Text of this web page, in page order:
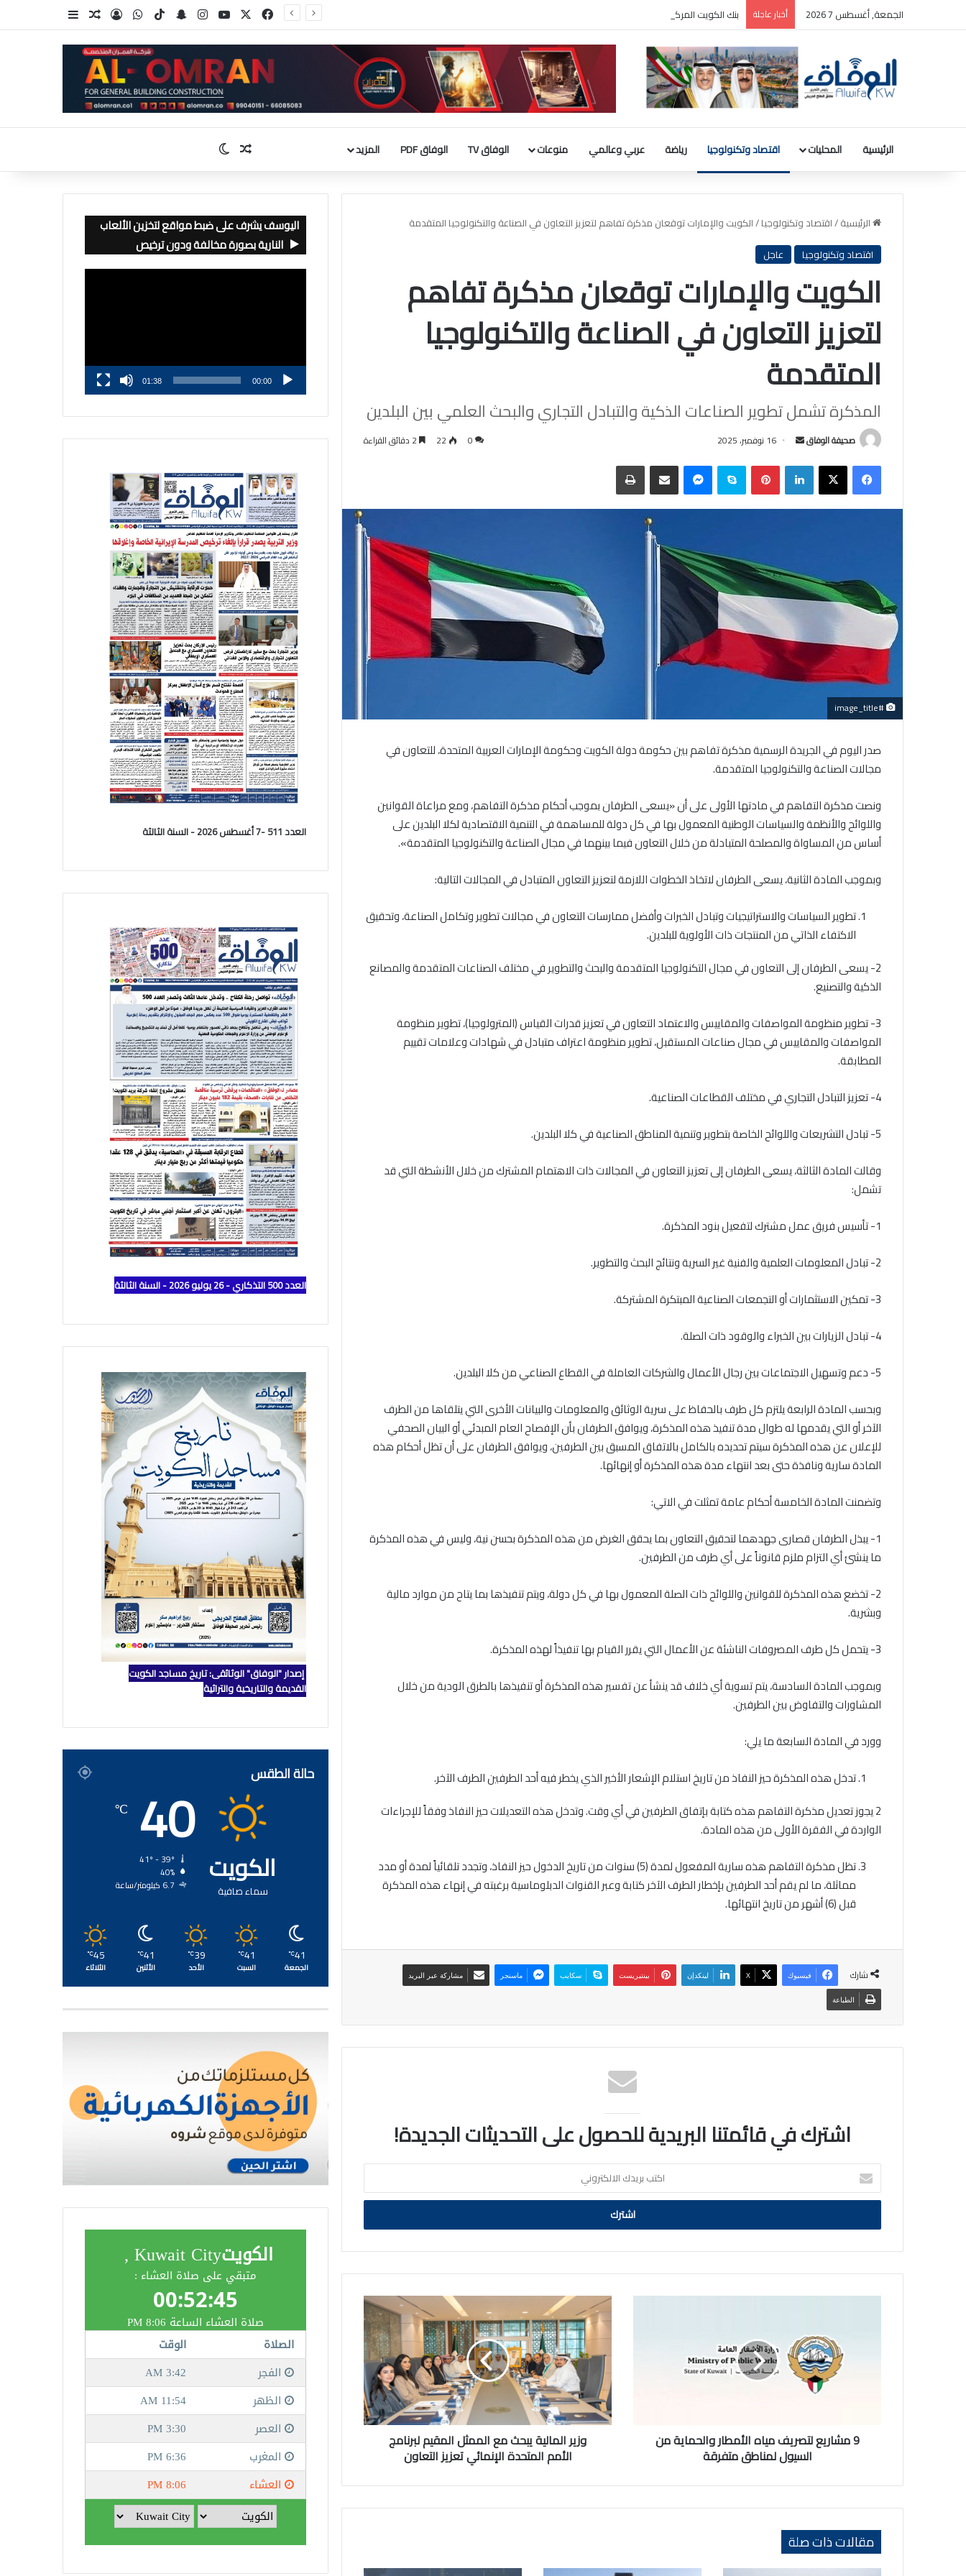
الجمعة, أغسطس 7 2026 أخبار عاجلة بنك الكويت المركزي: رصيد الذهب 31.8 مليون دينار والودائع بالعملة الأجنبية 9 مليارات دينار فيسبوك ‫YouTubeانستقرامسناب تشات
‫TikTokواتسابتسجيل الدخول
مقال عشوائي
إضافة عمود
الرئيسية المحليات اقتصاد وتكنولوجيا رياضة عربي وعالمي منوعات الوفاق TV الوفاق PDF المزيد مقال عشوائي
الوضع المظلم
الرئيسية/اقتصاد وتكنولوجيا/الكويت والإمارات توقعان مذكرة تفاهم لتعزيز التعاون في الصناعة والتكنولوجيا المتقدمة
اقتصاد وتكنولوجيا
عاجل
الكويت والإمارات توقعان مذكرة تفاهم
لتعزيز التعاون في الصناعة والتكنولوجيا
المتقدمة
المذكرة تشمل تطوير الصناعات الذكية والتبادل التجاري والبحث العلمي بين البلدين
صحيفة الوفاق
أرسل
إلكترونيا
16 نوفمبر، 2025 0
22
فيسبوك‫X لينكدإن بينتيريستسكايب ماسنجر مشاركة عبر البريد الطباعة
#image_title
صدر اليوم في الجريدة الرسمية مذكرة تفاهم بين حكومة دولة الكويت وحكومة الإمارات العربية المتحدة، للتعاون في
مجالات الصناعة والتكنولوجيا المتقدمة.
ونصت مذكرة التفاهم في مادتها الأولى على أن «يسعى الطرفان بموجب أحكام مذكرة التفاهم، ومع مراعاة القوانين
واللوائح والأنظمة والسياسات الوطنية المعمول بها في كل دولة للمساهمة في التنمية الاقتصادية لكلا البلدين على
أساس من المساواة والمصلحة المتبادلة من خلال التعاون فيما بينهما في مجال الصناعة والتكنولوجيا المتقدمة».
وبموجب المادة الثانية، يسعى الطرفان لاتخاذ الخطوات اللازمة لتعزيز التعاون المتبادل في المجالات التالية:
تطوير السياسات والاستراتيجيات وتبادل الخبرات وأفضل ممارسات التعاون في مجالات تطوير وتكامل الصناعة، وتحقيق
الاكتفاء الذاتي من المنتجات ذات الأولوية للبلدين.
2- يسعى الطرفان إلى التعاون في مجال التكنولوجيا المتقدمة والبحث والتطوير في مختلف الصناعات المتقدمة والمصانع
الذكية والتصنيع.
3- تطوير منظومة المواصفات والمقاييس والاعتماد التعاون في تعزيز قدرات القياس (المترولوجيا)، تطوير منظومة
المواصفات والمقاييس في مجال صناعات المستقبل، تطوير منظومة اعتراف متبادل في شهادات وعلامات تقييم
المطابقة.
4- تعزيز التبادل التجاري في مختلف القطاعات الصناعية.
5- تبادل التشريعات واللوائح الخاصة بتطوير وتنمية المناطق الصناعية في كلا البلدين.
وقالت المادة الثالثة، يسعى الطرفان إلى تعزيز التعاون في المجالات ذات الاهتمام المشترك من خلال الأنشطة التي قد
تشمل:
1- تأسيس فريق عمل مشترك لتفعيل بنود المذكرة.
2- تبادل المعلومات العلمية والفنية غير السرية ونتائج البحث والتطوير.
3- تمكين الاستثمارات أو التجمعات الصناعية المبتكرة المشتركة.
4- تبادل الزيارات بين الخبراء والوقود ذات الصلة.
5- دعم وتسهيل الاجتماعات بين رجال الأعمال والشركات العاملة في القطاع الصناعي من كلا البلدين.
وبحسب المادة الرابعة يلتزم كل طرف بالحفاظ على سرية الوثائق والمعلومات والبيانات الأخرى التي يتلقاها من الطرف
الآخر أو التي يقدمها له طوال مدة تنفيذ هذه المذكرة، ويوافق الطرفان بأن الإفصاح العام المبدئي أو البيان الصحفي
للإعلان عن هذه المذكرة سيتم تحديده بالكامل بالاتفاق المسبق بين الطرفين، ويوافق الطرفان على أن تظل أحكام هذه
المادة سارية ونافذة حتى بعد انتهاء مدة هذه المذكرة أو إنهائها.
وتضمنت المادة الخامسة أحكام عامة تمثلت في الاتي:
1- يبذل الطرفان قصارى جهدهما لتحقيق التعاون بما يحقق الغرض من هذه المذكرة بحسن نية، وليس في هذه المذكرة
ما ينشئ أي التزام ملزم قانوناً على أي طرف من الطرفين.
2- تخضع هذه المذكرة للقوانين واللوائح ذات الصلة المعمول بها في كل دولة، ويتم تنفيذها بما يتاح من موارد مالية
وبشرية.
3- يتحمل كل طرف المصروفات الناشئة عن الأعمال التي يقرر القيام بها تنفيذاً لهذه المذكرة.
وبموجب المادة السادسة، يتم تسوية أي خلاف قد ينشأ عن تفسير هذه المذكرة أو تنفيذها بالطرق الودية من خلال
المشاورات والتفاوض بين الطرفين.
وورد في المادة السابعة ما يلي:
تدخل هذه المذكرة حيز النفاذ من تاريخ استلام الإشعار الأخير الذي يخطر فيه أحد الطرفين الطرف الآخر.
2 يجوز تعديل مذكرة التفاهم هذه كتابة بإتفاق الطرفين في أي وقت. وتدخل هذه التعديلات حيز النفاذ وفقاً للإجراءات
الواردة في الفقرة الأولى من هذه المادة.
تظل مذكرة التفاهم هذه سارية المفعول لمدة (5) سنوات من تاريخ الدخول حيز النفاذ، وتجدد تلقائياً لمدة أو مدد
مماثلة، ما لم يقم أحد الطرفين بإخطار الطرف الآخر كتابة وعبر القنوات الدبلوماسية برغبته في إنهاء هذه المذكرة
قبل (6) أشهر من تاريخ انتهائها.
شارك فيسبوك ‫X لينكدإن بينتيريست سكايب ماسنجر مشاركة عبر البريد
الطباعة
اشترك في قائمتنا البريدية للحصول على التحديثات الجديدة!
اكتب
بريدك
الالكتروني
متفرقة9 مشاريع لتصريف مياه الأمطار والحماية من
السيول لمناطق متفرقة
وزير
المالية
الممثل
المقيم
لبرنامج
الأمم
المتحدة
الإنمائيوزير المالية يبحث مع الممثل المقيم لبرنامج
الأمم المتحدة الإنمائي تعزيز التعاون
مقالات ذات صلة
اليوسف يشرف على ضبط مواقع لتخزين الألعاب
النارية بصورة مخالفة ودون ترخيص
00:00
01:38
العدد 511 -7 أغسطس 2026 - السنة الثالثة
العدد 500 التذكاري - 26 يوليو 2026 - السنة الثالثة
إصدار "الوفاق" الوثائقي: تاريخ مساجد الكويت
القديمة والتاريخية والتراثية
حالة الطقس
الكويت
سماء صافية
40
℃
40%
6.7 كيلومتر/ساعة
41
℃
الجمعة
41
℃
السبت
39
℃
الأحد
41
℃
الأثنين
45
℃
الثلاثاء